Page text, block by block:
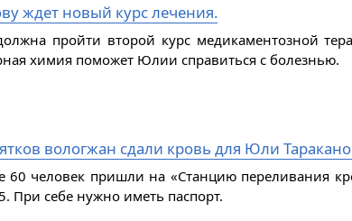
ждет новый курс лечения.
пройти второй курс медикаментозной
химия поможет Юлии справиться с болезнью.
вологжан сдали кровь для Юли
60 человек пришли на «Станцию переливания
При себе нужно иметь паспорт.